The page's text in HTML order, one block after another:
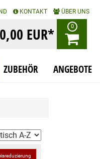
KONTAKT ÜBER UNS
0,00 EUR* 0
ZUBEHÖR ANGEBOTE